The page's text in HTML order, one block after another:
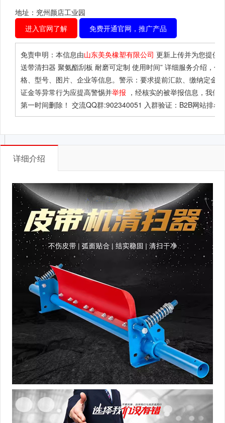
地址：兖州颜店工业园
进入官网了解
免费开通官网，推广产品
免责申明：本信息由山东美奂橡塑有限公司 更新上传并为您提供
送带清扫器 聚氨酯刮板 耐磨可定制 使用时间” 详细服务介绍，包
格、型号、图片、企业等信息。警示：要求提前汇款、缴纳定金
证金等异常行为应提高警惕并举报 ，经核实的被举报信息，我们
第一时间删除！ 交流QQ群:902340051 入群验证：B2B网站排名
详细介绍